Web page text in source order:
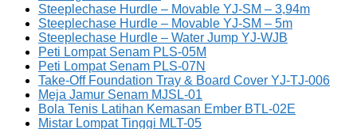
Steeplechase Hurdle – Movable YJ-SM – 3,94m
Steeplechase Hurdle – Movable YJ-SM – 5m
Steeplechase Hurdle – Water Jump YJ-WJB
Peti Lompat Senam PLS-05M
Peti Lompat Senam PLS-07N
Take-Off Foundation Tray & Board Cover YJ-TJ-006
Meja Jamur Senam MJSL-01
Bola Tenis Latihan Kemasan Ember BTL-02E
Mistar Lompat Tinggi MLT-05